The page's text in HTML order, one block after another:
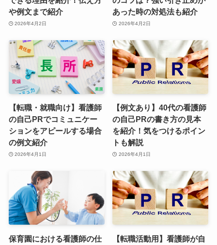
や例文まで紹介
2026年4月2日
あった時の対処法も紹介
2026年4月2日
【転職・就職向け】看護師
の自己PRでコミュニケー
ションをアピールする場合
の例文紹介
2026年4月1日
【例文あり】40代の看護師
の自己PRの書き方の見本
を紹介！気をつけるポイン
トも解説
2026年4月1日
保育園における看護師の仕
【転職活動用】看護師が自